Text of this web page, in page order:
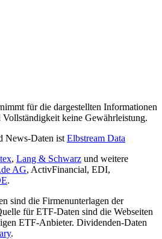
für die dargestellten Informationen
keine Gewährleistung.
News-Daten ist Elbstream Data
, Lang & Schwarz und weitere
AG, ActivFinancial, EDI,
.
sind die Firmenunterlagen der
für ETF-Daten sind die Webseiten
ETF-Anbieter. Dividenden-Daten
.